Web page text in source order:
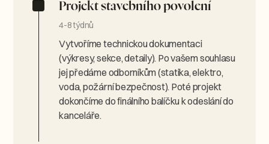
Projekt stavebního povolení
4-8 týdnů
Vytvoříme technickou dokumentaci
(výkresy, sekce, detaily). Po vašem souhlasu
jej předáme odborníkům (statika, elektro,
voda, požární bezpečnost). Poté projekt
dokončíme do finálního balíčku k odeslání do
kanceláře.